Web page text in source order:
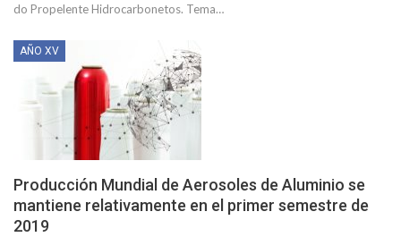
do Propelente Hidrocarbonetos. Tema…
AÑO XV
Producción Mundial de Aerosoles de Aluminio se
mantiene relativamente en el primer semestre de
2019